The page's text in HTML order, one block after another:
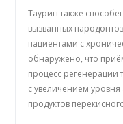
Таурин также
вызванных
пациентами с
обнаружено, что
процесс регенерации
с увеличением
продуктов